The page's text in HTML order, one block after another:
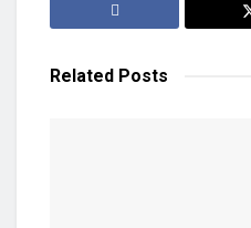
Related Posts